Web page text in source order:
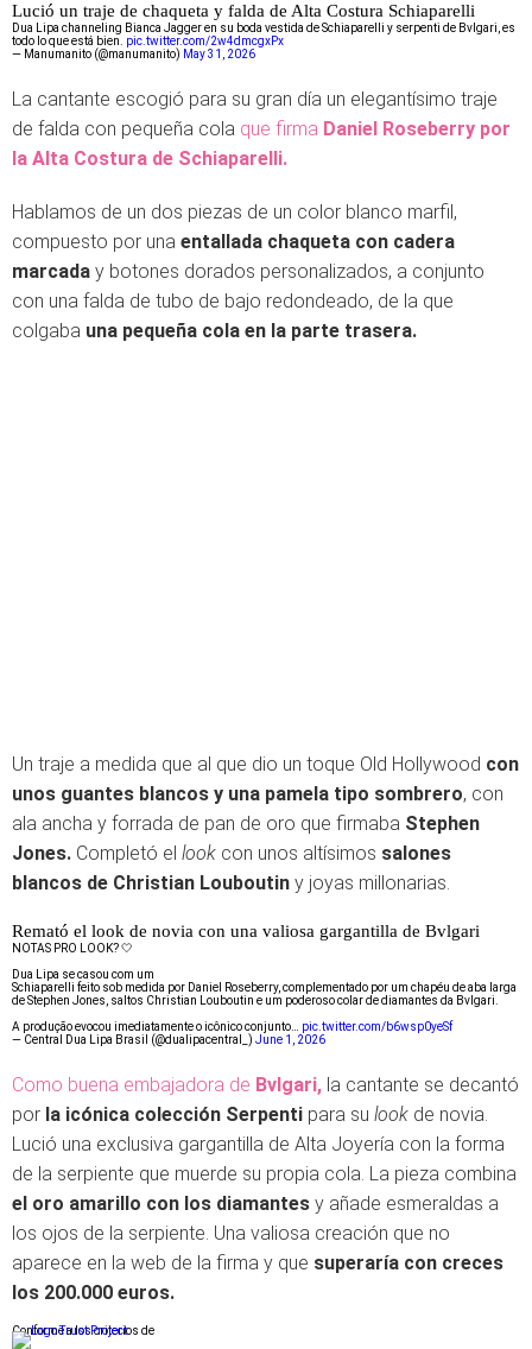
Lució un traje de chaqueta y falda de Alta Costura Schiaparelli
Dua Lipa channeling Bianca Jagger en su boda vestida de Schiaparelli y serpenti de Bvlgari, es
todo lo que está bien. pic.twitter.com/2w4dmcgxPx
— Manumanito (@manumanito) May 31, 2026
La cantante escogió para su gran día un elegantísimo traje
de falda con pequeña cola que firma Daniel Roseberry por
la Alta Costura de Schiaparelli.
Hablamos de un dos piezas de un color blanco marfil,
compuesto por una entallada chaqueta con cadera
marcada y botones dorados personalizados, a conjunto
con una falda de tubo de bajo redondeado, de la que
colgaba una pequeña cola en la parte trasera.
Un traje a medida que al que dio un toque Old Hollywood con
unos guantes blancos y una pamela tipo sombrero, con
ala ancha y forrada de pan de oro que firmaba Stephen
Jones. Completó el look con unos altísimos salones
blancos de Christian Louboutin y joyas millonarias.
Remató el look de novia con una valiosa gargantilla de Bvlgari
NOTAS PRO LOOK? 🤍
Dua Lipa se casou com um
Schiaparelli feito sob medida por Daniel Roseberry, complementado por um chapéu de aba larga
de Stephen Jones, saltos Christian Louboutin e um poderoso colar de diamantes da Bvlgari.
A produção evocou imediatamente o icônico conjunto… pic.twitter.com/b6wsp0yeSf
— Central Dua Lipa Brasil (@dualipacentral_) June 1, 2026
Como buena embajadora de Bvlgari, la cantante se decantó
por la icónica colección Serpenti para su look de novia.
Lució una exclusiva gargantilla de Alta Joyería con la forma
de la serpiente que muerde su propia cola. La pieza combina
el oro amarillo con los diamantes y añade esmeraldas a
los ojos de la serpiente. Una valiosa creación que no
aparece en la web de la firma y que superaría con creces
los 200.000 euros.
Conforme a los criterios de